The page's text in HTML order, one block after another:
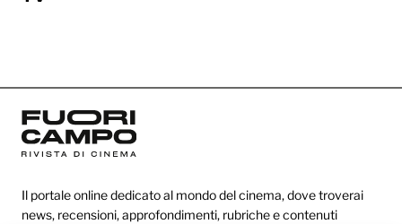
Il portale online dedicato al mondo del cinema, dove troverai
news, recensioni, approfondimenti, rubriche e contenuti